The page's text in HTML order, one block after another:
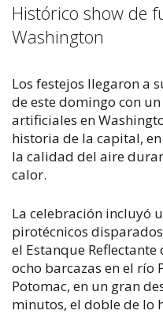
Histórico show de
Washington
Los festejos llegaron a
de este domingo con
artificiales en
historia de la capital,
la calidad del aire
calor.
La celebración incluyó
pirotécnicos
el Estanque
ocho barcazas en el río
Potomac, en un gran
minutos, el doble de lo